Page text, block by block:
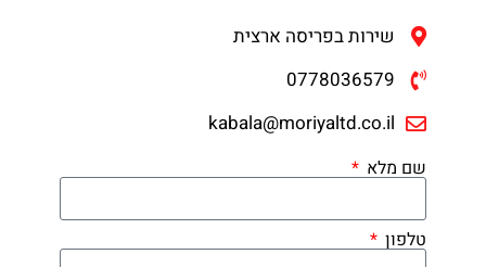
שירות בפריסה ארצית
0778036579
kabala@moriyaltd.co.il
שם מלא
טלפון